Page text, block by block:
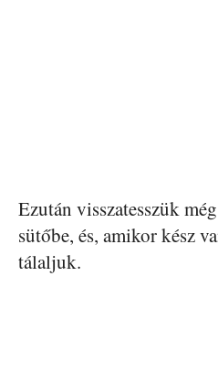
Ezután visszatesszük
sütőbe, és, amikor kész
tálaljuk.